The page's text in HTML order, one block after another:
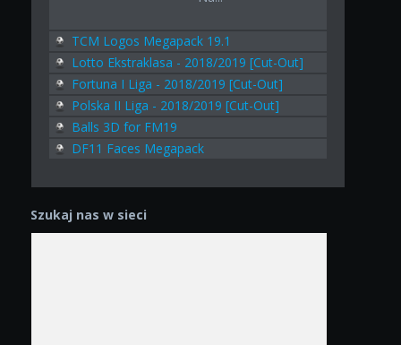
TCM Logos Megapack 19.1
Lotto Ekstraklasa - 2018/2019 [Cut-Out]
Fortuna I Liga - 2018/2019 [Cut-Out]
Polska II Liga - 2018/2019 [Cut-Out]
Balls 3D for FM19
DF11 Faces Megapack
Szukaj nas w sieci